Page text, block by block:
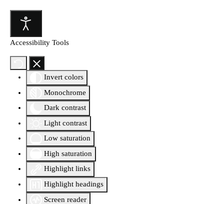
Accessibility Tools
Invert colors
Monochrome
Dark contrast
Light contrast
Low saturation
High saturation
Highlight links
Highlight headings
Screen reader